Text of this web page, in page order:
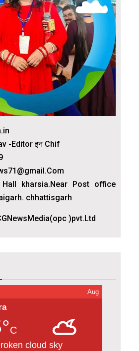
-Editor इन Chif
kharsia.Near Post office
chhattisgarh
)pvt.Ltd
Aug
C
cloud sky